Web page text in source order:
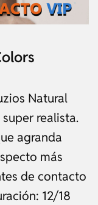
Natural
realista.
agranda
más
de contacto
12/18